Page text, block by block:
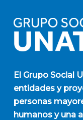
El Grupo Social
entidades y
personas
humanos y una